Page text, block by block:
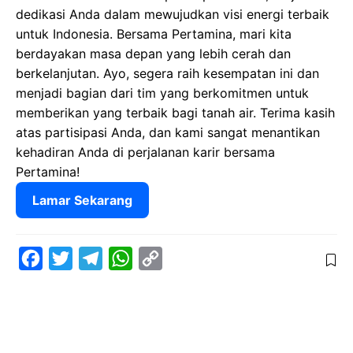
dedikasi Anda dalam mewujudkan visi energi terbaik
untuk Indonesia. Bersama Pertamina, mari kita
berdayakan masa depan yang lebih cerah dan
berkelanjutan. Ayo, segera raih kesempatan ini dan
menjadi bagian dari tim yang berkomitmen untuk
memberikan yang terbaik bagi tanah air. Terima kasih
atas partisipasi Anda, dan kami sangat menantikan
kehadiran Anda di perjalanan karir bersama
Pertamina!
Lamar Sekarang
W